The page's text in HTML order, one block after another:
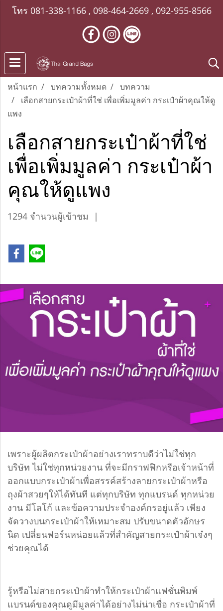
โทร 081-338-1166, 098-464-2669, 092-955-8566
หน้าแรก บทความทั้งหมด
บทความ
เลือกสายกระเป๋าผ้าที่ใช่ เพื่อเพิ่มมูลค่า กระเป๋าผ้าคุณให้ดู
แพง
เลือกสายกระเป๋าผ้าที่ใช่
เพื่อเพิ่มมูลค่า กระเป๋าผ้า
คุณให้ดูแพง
1294 จำนวนผู้เข้าชม |
เพราะผู้ผลิตกระเป๋าผ้าอย่างเราทราบดีว่าไม่ใช่ทุก
บริษัท ไม่ใช่ทุกหน่วยงาน ที่จะมีกราฟฟิกหรือเจ้าหน้าที่
ออกแบบกระเป๋าผ้าเพื่อสรรค์สร้างลายกระเป๋าผ้าหรือ
ถุงผ้าสวยๆให้ได้ทันที แต่ทุกบริษัท ทุกแบรนด์ ทุกหน่วย
งาน มีโลโก้ และข้อความประจำองค์กรอยู่แล้ว เพียง
จัดวางบนกระเป๋าผ้าให้เหมาะสม ปรับขนาดตัวอักษร
นิด เปลี่ยนฟอร์นหน่อยแล้วที่สำคัญสายกระเป๋าผ้าเจ๋งๆ
ช่วยคุณได้
รู้หรือไม่สายกระเป๋าผ้าทำให้กระเป๋าผ้าแฟชั่นพิมพ์
แบรนด์ของคุณดูมีมูลค่าได้อย่างไม่น่าเชื่อ กระเป๋าผ้าที่